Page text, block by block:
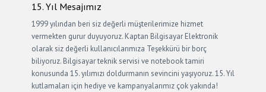
15. Yıl Mesajımız
1999 yılından beri siz değerli müşterilerimize hizmet
vermekten gurur duyuyoruz. Kaptan Bilgisayar Elektronik
olarak siz değerli kullanıcılarımıza Teşekkürü bir borç
biliyoruz. Bilgisayar teknik servisi ve notebook tamiri
konusunda 15. yılımızı doldurmanın sevincini yaşıyoruz. 15. Yıl
kutlamaları için hediye ve kampanyalarımız çok yakında!